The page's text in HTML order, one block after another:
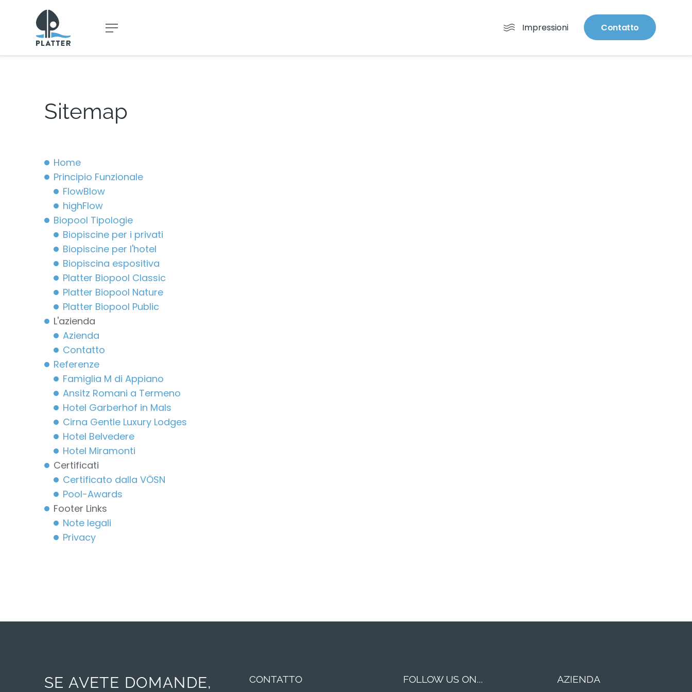
Impressioni Contatto
Sitemap
Home
Principio Funzionale
FlowBlow
highFlow
Biopool Tipologie
Biopiscine per i privati
Biopiscine per l'hotel
Biopiscina espositiva
Platter Biopool Classic
Platter Biopool Nature
Platter Biopool Public
L'azienda
Azienda
Contatto
Referenze
Famiglia M di Appiano
Ansitz Romani a Termeno
Hotel Garberhof in Mals
Cirna Gentle Luxury Lodges
Hotel Belvedere
Hotel Miramonti
Certificati
Certificato dalla VÖSN
Pool-Awards
Footer Links
Note legali
Privacy
SE AVETE DOMANDE, CONTATTO FOLLOW US ON... AZIENDA